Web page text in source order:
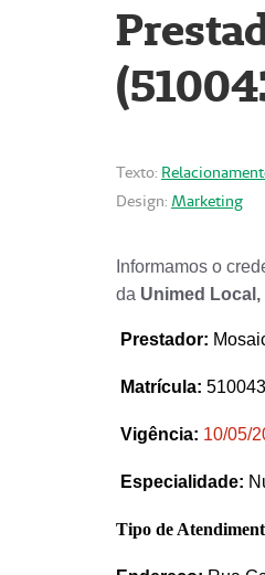
Texto:
Design: Marketing
Informamos o
da Unimed
Prestador:
Matrícula:
Vigência: 10/05/
Especialidade:
Tipo de